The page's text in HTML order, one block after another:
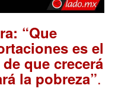
“Que
es el
que crecerá
la pobreza”.